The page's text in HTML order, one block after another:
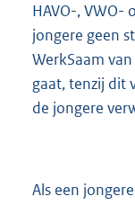
HAVO-, VWO-
jongere geen
WerkSaam
gaat, tenzij dit
de jongere
Als een